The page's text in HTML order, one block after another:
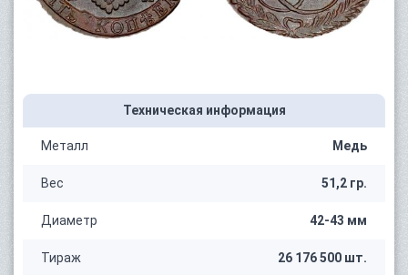
Техническая информация
Металл Медь
Вес 51,2 гр.
Диаметр 42-43 мм
Тираж 26 176 500 шт.